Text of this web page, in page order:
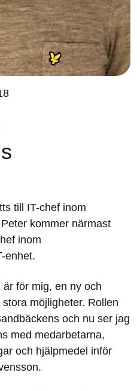
till IT-chef inom
kommer närmast
inom
enhet.
för mig, en ny och
möjligheter. Rollen
och nu ser jag
med medarbetarna,
och hjälpmedel inför